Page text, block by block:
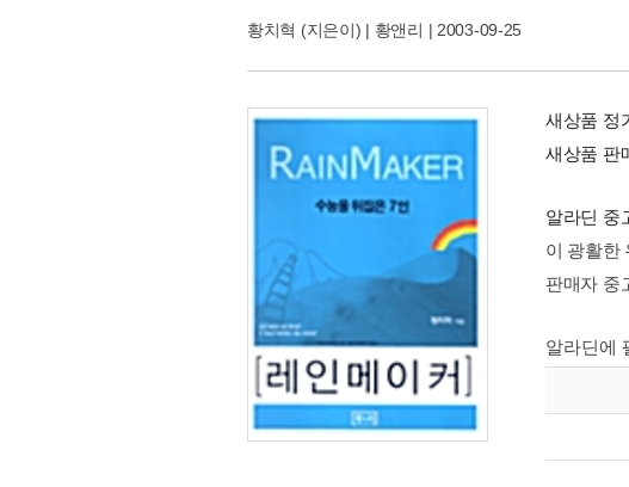
황치혁 (지은이) | 황앤리 | 2003-09-25
새상품 정
새상품 판
알라딘 중
이 광활한
판매자 중
알라딘에